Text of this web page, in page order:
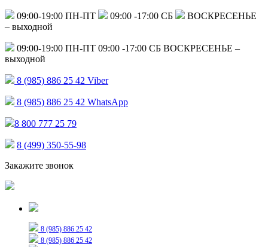
09:00-19:00 ПН-ПТ 09:00 -17:00 СБ
ВОСКРЕСЕНЬЕ
– выходной
09:00-19:00 ПН-ПТ 09:00 -17:00 СБ ВОСКРЕСЕНЬЕ –
выходной
8 (985) 886 25 42 Viber
8 (985) 886 25 42 WhatsApp
8 800 777 25 79
8 (499) 350-55-98
Закажите звонок
8 (985) 886 25 42
8 (985) 886 25 42